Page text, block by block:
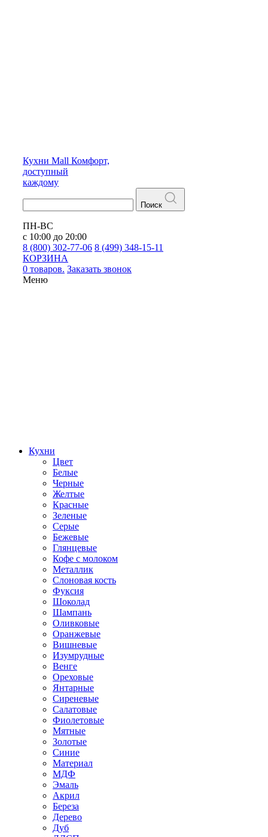
Кухни Mall Комфорт,
доступный
каждому
Поиск
ПН-ВС
с 10:00 до 20:00
8 (800) 302-77-06 8 (499) 348-15-11
КОРЗИНА
0 товаров. Заказать звонок
Меню
Кухни
Цвет
Белые
Черные
Желтые
Красные
Зеленые
Серые
Бежевые
Глянцевые
Кофе с молоком
Металлик
Слоновая кость
Фуксия
Шоколад
Шампань
Оливковые
Оранжевые
Вишневые
Изумрудные
Венге
Ореховые
Янтарные
Сиреневые
Салатовые
Фиолетовые
Мятные
Золотые
Синие
Материал
МДФ
Эмаль
Акрил
Береза
Дерево
Дуб